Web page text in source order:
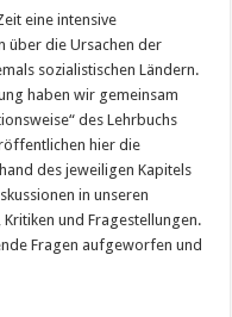
eine intensive
über die Ursachen der
sozialistischen Ländern.
haben wir gemeinsam
des Lehrbuchs
hier die
des jeweiligen Kapitels
in unseren
und Fragestellungen.
Fragen aufgeworfen und